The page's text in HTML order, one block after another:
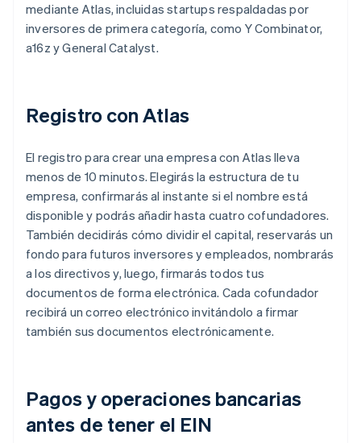
mediante Atlas, incluidas startups respaldadas por
inversores de primera categoría, como Y Combinator,
a16z y General Catalyst.
Registro con Atlas
El registro para crear una empresa con Atlas lleva
menos de 10 minutos. Elegirás la estructura de tu
empresa, confirmarás al instante si el nombre está
disponible y podrás añadir hasta cuatro cofundadores.
También decidirás cómo dividir el capital, reservarás un
fondo para futuros inversores y empleados, nombrarás
a los directivos y, luego, firmarás todos tus
documentos de forma electrónica. Cada cofundador
recibirá un correo electrónico invitándolo a firmar
también sus documentos electrónicamente.
Pagos y operaciones bancarias
antes de tener el EIN